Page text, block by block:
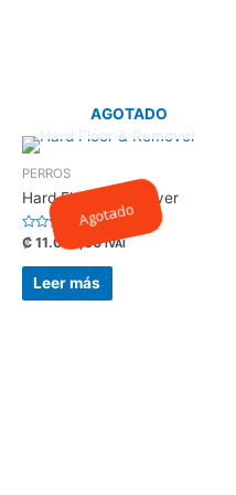
Agotado
AGOTADO
PERROS
Hard Floor & Remover
Valorado
con
0
de
₡ 11.000,00 IVAI
Leer más